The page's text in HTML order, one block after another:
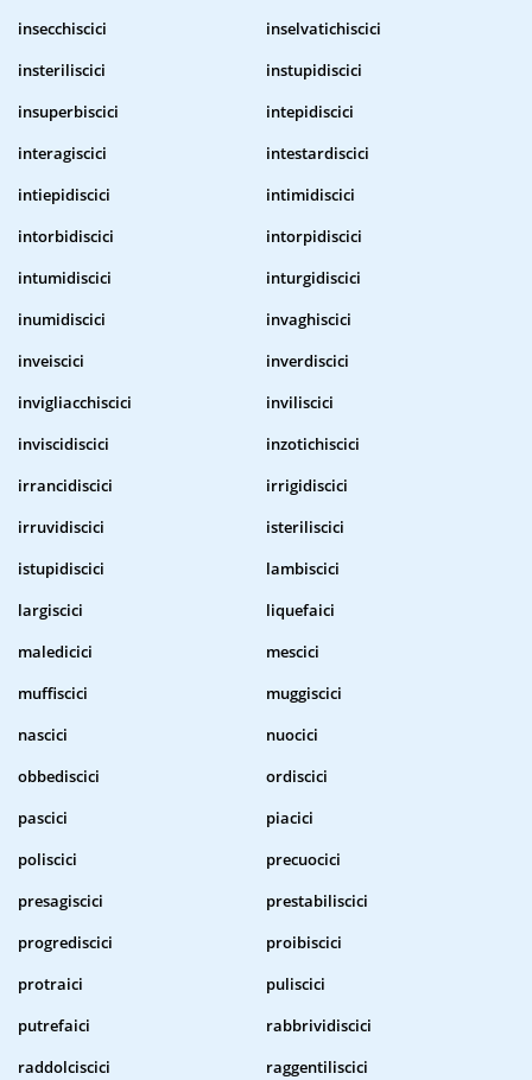
insecchiscici
inselvatichiscici
insteriliscici
instupidiscici
insuperbiscici
intepidiscici
interagiscici
intestardiscici
intiepidiscici
intimidiscici
intorbidiscici
intorpidiscici
intumidiscici
inturgidiscici
inumidiscici
invaghiscici
inveiscici
inverdiscici
invigliacchiscici
inviliscici
inviscidiscici
inzotichiscici
irrancidiscici
irrigidiscici
irruvidiscici
isteriliscici
istupidiscici
lambiscici
largiscici
liquefaici
maledicici
mescici
muffiscici
muggiscici
nascici
nuocici
obbediscici
ordiscici
pascici
piacici
poliscici
precuocici
presagiscici
prestabiliscici
progrediscici
proibiscici
protraici
puliscici
putrefaici
rabbrividiscici
raddolciscici
raggentiliscici